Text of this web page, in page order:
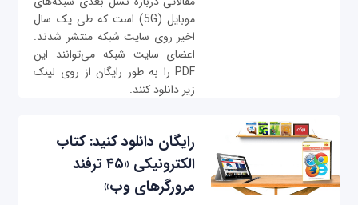
موبایل (5G) است که طی یک سال
اخیر روی سایت شبکه منتشر شدند.
اعضای سایت شبکه می‌توانند این
PDF را به طور رایگان از روی لینک
زیر دانلود کنند.
رایگان دانلود کنید: کتاب
الکترونیکی «۴۵ ترفند
مرورگرهای وب»